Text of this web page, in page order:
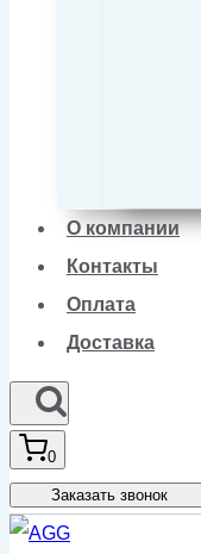
О компании
Контакты
Оплата
Доставка
0
Заказать звонок